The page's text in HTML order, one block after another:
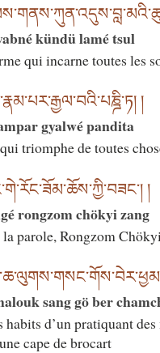
kündü lamé tsul
qui incarne toutes les
།
gyalwé pandita
triomphe de toutes
།
rongzom chökyi zang
parole, Rongzom
sang gö ber
d’un pratiquant
cape de brocart